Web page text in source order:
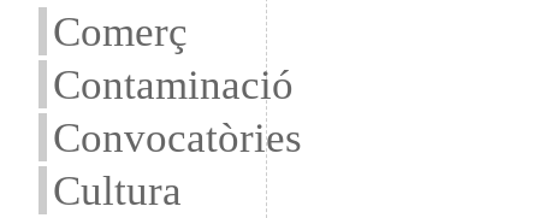
Comerç
Contaminació
Convocatòries
Cultura